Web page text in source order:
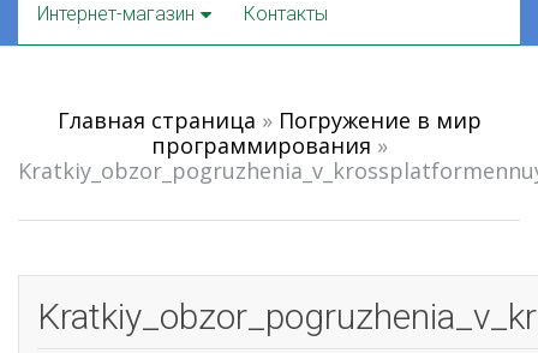
Интернет-магазин Контакты
Главная страница » Погружение в мир
программирования »